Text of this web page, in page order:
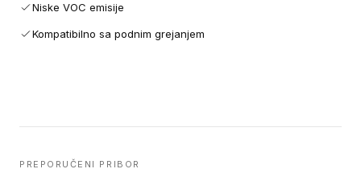
Niske VOC emisije
Kompatibilno sa podnim grejanjem
PREPORUČENI PRIBOR